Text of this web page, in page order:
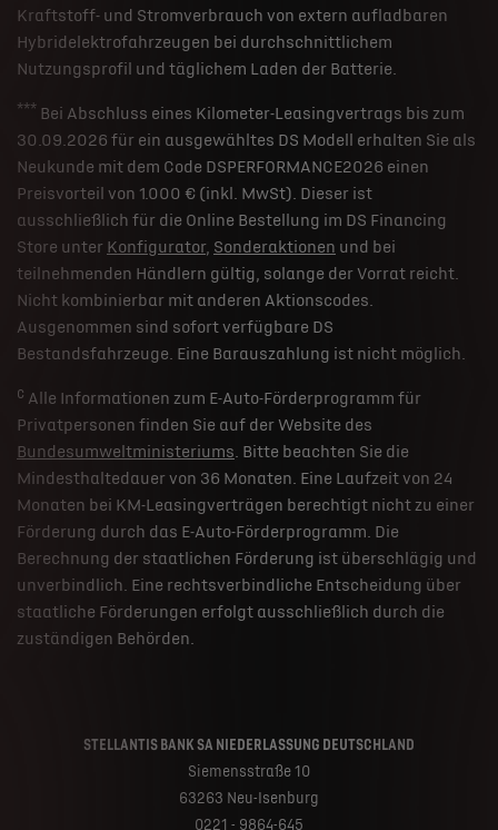
Kraftstoff- und Stromverbrauch von extern aufladbaren
Hybridelektrofahrzeugen bei durchschnittlichem
Nutzungsprofil und täglichem Laden der Batterie.
*** Bei Abschluss eines Kilometer-Leasingvertrags bis zum
30.09.2026 für ein ausgewähltes DS Modell erhalten Sie als
Neukunde mit dem Code DSPERFORMANCE2026 einen
Preisvorteil von 1.000 € (inkl. MwSt). Dieser ist
ausschließlich für die Online Bestellung im DS Financing
Store unter Konfigurator, Sonderaktionen und bei
teilnehmenden Händlern gültig, solange der Vorrat reicht.
Nicht kombinierbar mit anderen Aktionscodes.
Ausgenommen sind sofort verfügbare DS
Bestandsfahrzeuge. Eine Barauszahlung ist nicht möglich.
c Alle Informationen zum E-Auto-Förderprogramm für
Privatpersonen finden Sie auf der Website des
Bundesumweltministeriums. Bitte beachten Sie die
Mindesthaltedauer von 36 Monaten. Eine Laufzeit von 24
Monaten bei KM-Leasingverträgen berechtigt nicht zu einer
Förderung durch das E-Auto-Förderprogramm. Die
Berechnung der staatlichen Förderung ist überschlägig und
unverbindlich. Eine rechtsverbindliche Entscheidung über
staatliche Förderungen erfolgt ausschließlich durch die
zuständigen Behörden.
STELLANTIS BANK SA NIEDERLASSUNG DEUTSCHLAND
Siemensstraße 10
63263 Neu-Isenburg
0221 - 9864-645